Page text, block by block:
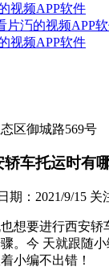
视频APP软件
视频APP软件
区御城路569号
车托运时有
期：2021/9/15 关
想要进行西安轿
。今 天就跟随
小编不出错！